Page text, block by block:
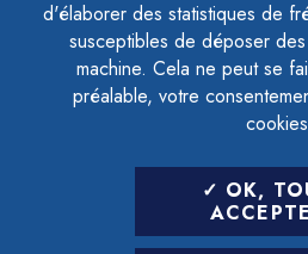
d'élaborer des statistiques de
susceptibles de déposer
machine. Cela ne peut se
préalable, votre
OK,
MENTIONS
CONTACTER LE DÉLÉGUÉ À LA
GESTION DES
LETTRE
SAISIR VOTRE
POUR VOUS